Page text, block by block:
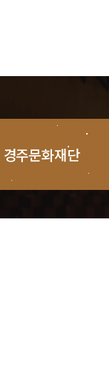
경주문화재단